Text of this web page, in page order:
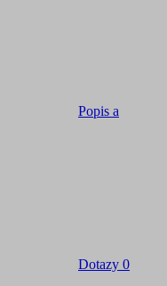
Popis a
Dotazy 0